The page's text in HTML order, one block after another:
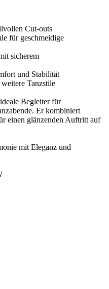
Cut-outs
für geschmeidige
sicherem
und Stabilität
Tanzstile
Begleiter für
Er kombiniert
einen glänzenden Auftritt auf
mit Eleganz und